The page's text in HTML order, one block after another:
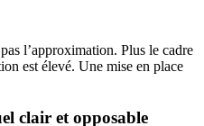
l’approximation. Plus le cadre
est élevé. Une mise en place
clair et opposable